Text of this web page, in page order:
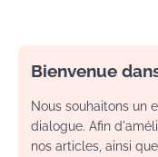
Bienvenue
Nous souhaitons un
dialogue. Afin
nos articles, ainsi